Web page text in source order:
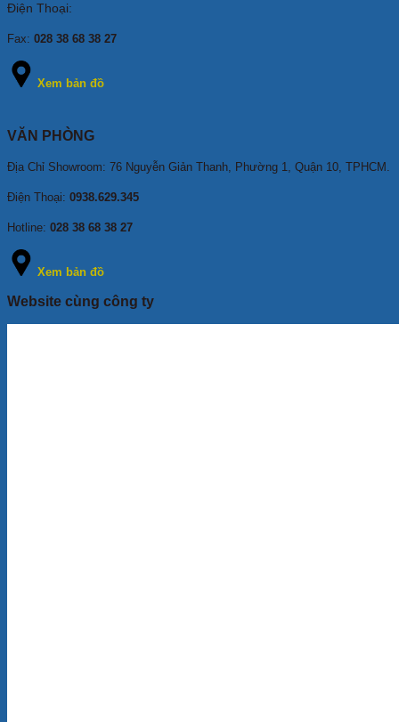
Điện Thoại:
Fax: 028 38 68 38 27
Xem bản đồ
VĂN PHÒNG
Địa Chỉ Showroom: 76 Nguyễn Giản Thanh, Phường 1, Quận 10, TPHCM .
Điện Thoại: 0938.629.345
Hotline: 028 38 68 38 27
Xem bản đồ
Website cùng công ty